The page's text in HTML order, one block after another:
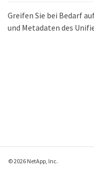
Greifen Sie bei Bedarf
und Metadaten des
© 2026 NetApp, Inc.